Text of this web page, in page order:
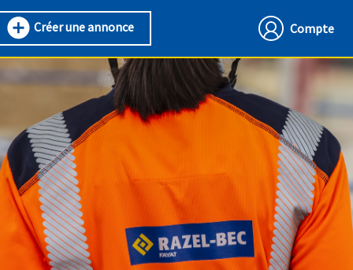
Créer une annonce Compte